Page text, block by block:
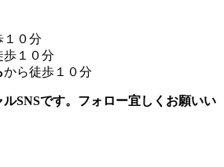
１０分
歩１０分
から徒歩１０分
SNSです。フォロー宜しくお願いい